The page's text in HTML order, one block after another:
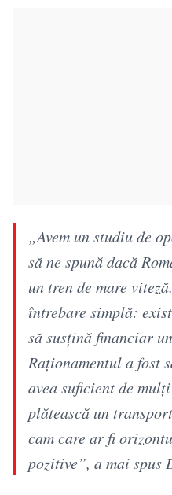
„Avem un studiu de
să ne spună dacă
un tren de mare
întrebare simplă:
să susţină financiar
Raţionamentul a fost
avea suficient de
plătească un
cam care ar fi
pozitive”, a mai spus